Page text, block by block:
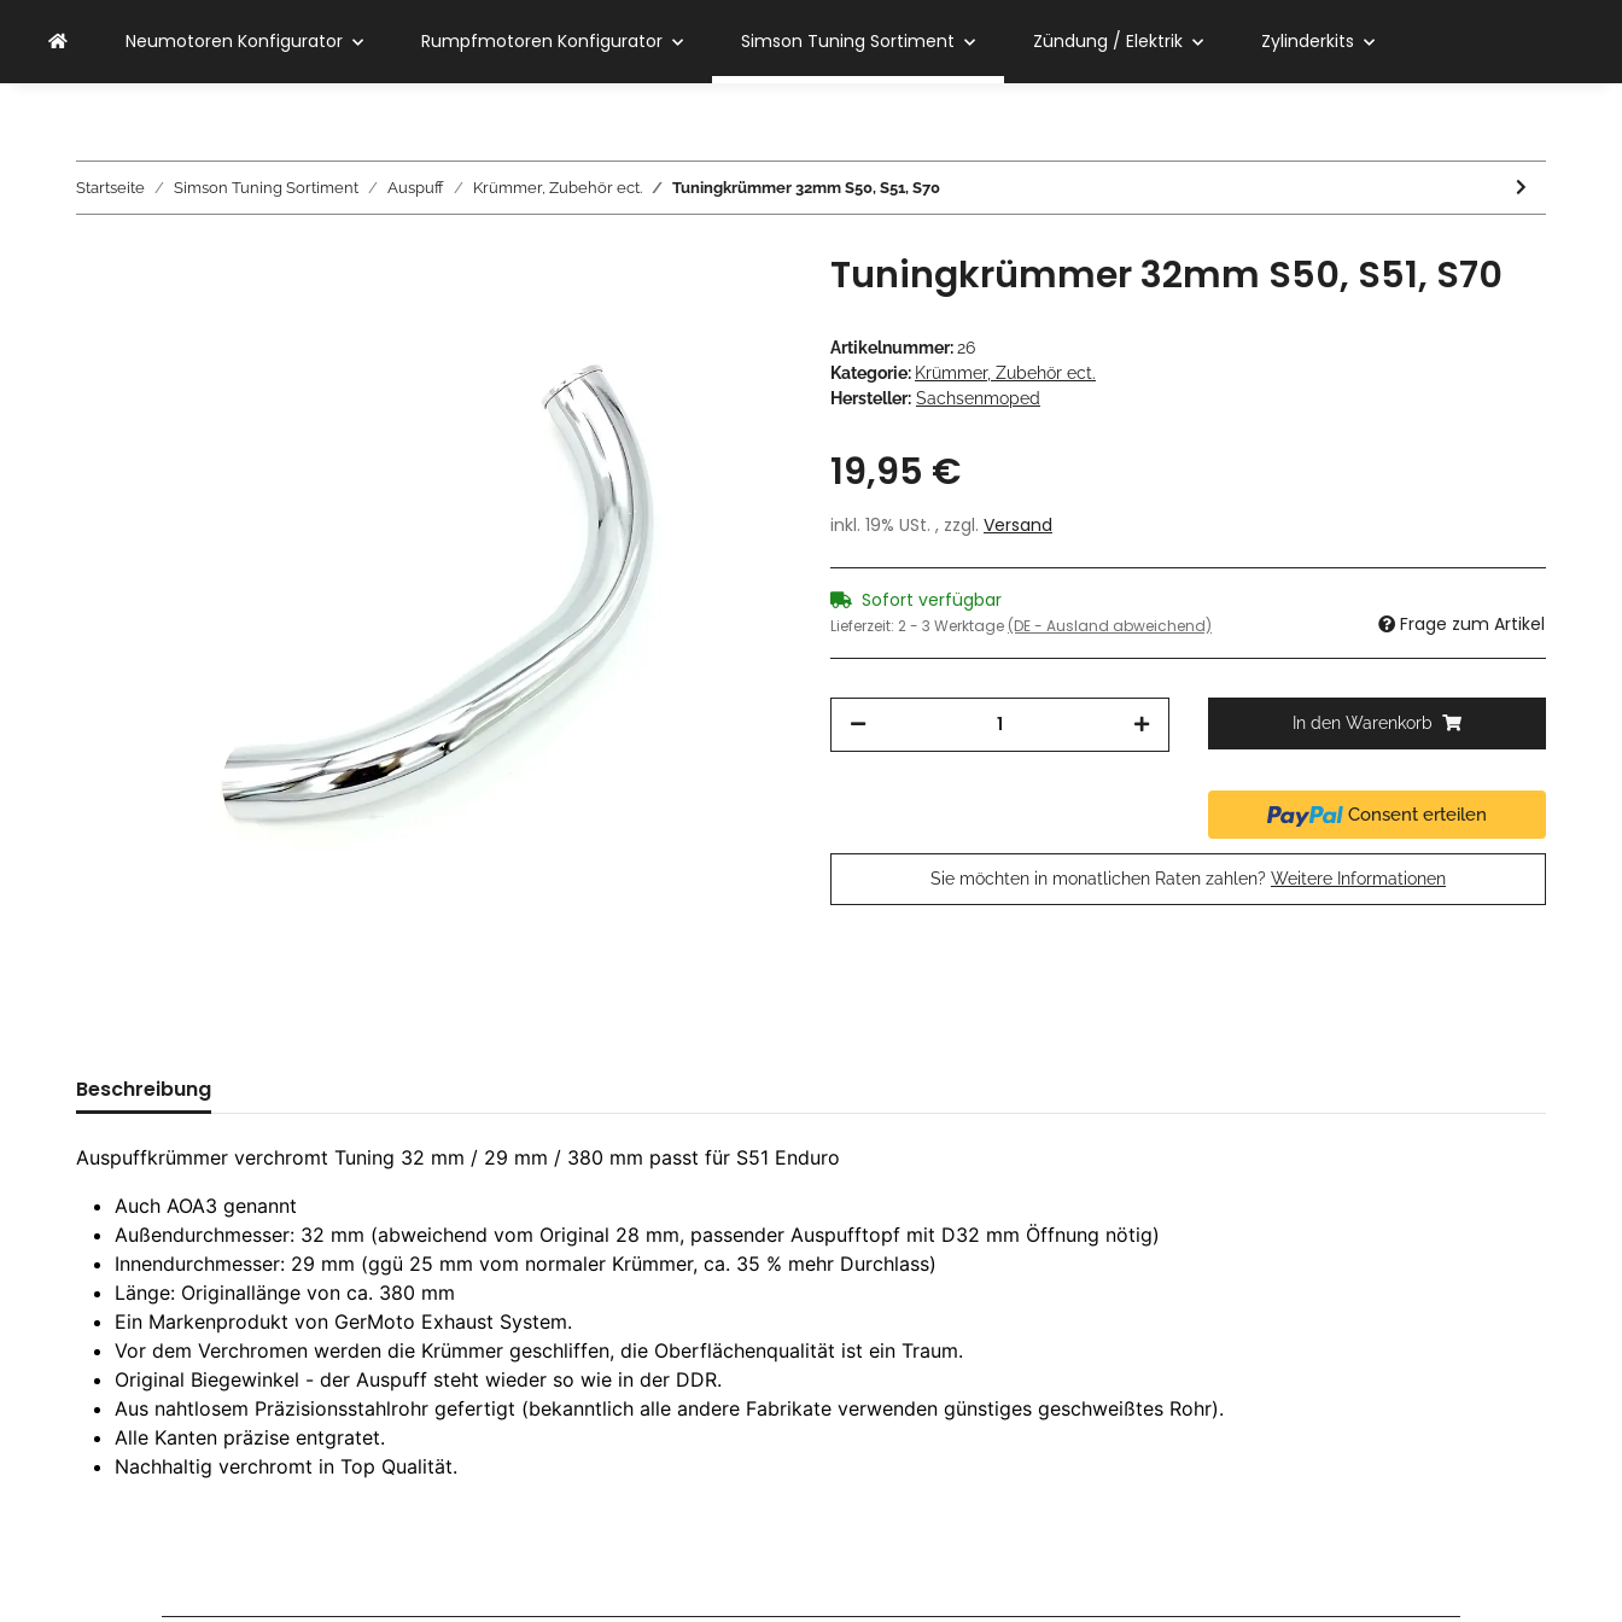
Neumotoren Konfigurator Rumpfmotoren Konfigurator Simson Tuning Sortiment Zündung / Elektrik Zylinderkits
Startseite Simson Tuning Sortiment Auspuff Krümmer, Zubehör ect. Tuningkrümmer 32mm S50, S51, S70
Tuningkrümmer 32mm S50, S51, S70
Artikelnummer:26
Kategorie: Krümmer, Zubehör ect.
Hersteller: Sachsenmoped
19,95 €
inkl. 19% USt. , zzgl. Versand
Sofort verfügbar
Lieferzeit: 2 - 3 Werktage (DE - Ausland abweichend) Frage zum Artikel
In den Warenkorb
Consent erteilen
Sie möchten in monatlichen Raten zahlen? Weitere Informationen
Beschreibung
Auspuffkrümmer verchromt Tuning 32 mm / 29 mm / 380 mm passt für S51 Enduro
Auch AOA3 genannt
Außendurchmesser: 32 mm (abweichend vom Original 28 mm, passender Auspufftopf mit D32 mm Öffnung nötig)
Innendurchmesser: 29 mm (ggü 25 mm vom normaler Krümmer, ca. 35 % mehr Durchlass)
Länge: Originallänge von ca. 380 mm
Ein Markenprodukt von GerMoto Exhaust System.
Vor dem Verchromen werden die Krümmer geschliffen, die Oberflächenqualität ist ein Traum.
Original Biegewinkel - der Auspuff steht wieder so wie in der DDR.
Aus nahtlosem Präzisionsstahlrohr gefertigt (bekanntlich alle andere Fabrikate verwenden günstiges geschweißtes Rohr).
Alle Kanten präzise entgratet.
Nachhaltig verchromt in Top Qualität.